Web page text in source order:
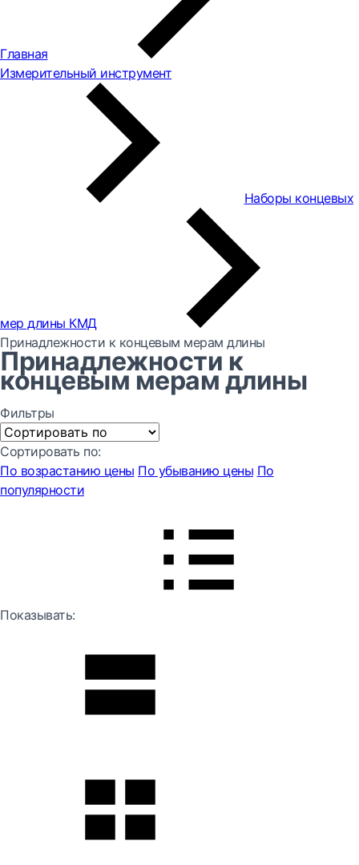
Главная
Измерительный инструмент
Наборы концевых
мер длины КМД
Принадлежности к концевым мерам длины
Принадлежности к
концевым мерам длины
Фильтры
Сортировать по:
По возрастанию цены По убыванию цены По
популярности
Показывать: